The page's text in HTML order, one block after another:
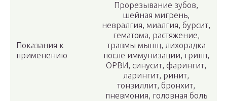
Показания к
применению
Прорезывание зубов,
шейная мигрень,
невралгия, миалгия, бурсит,
гематома, растяжение,
травмы мышц, лихорадка
после иммунизации, грипп,
ОРВИ, синусит, фарингит,
ларингит, ринит,
тонзиллит, бронхит,
пневмония, головная боль